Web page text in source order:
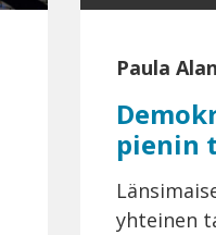
Paula
pienin
yhteinen